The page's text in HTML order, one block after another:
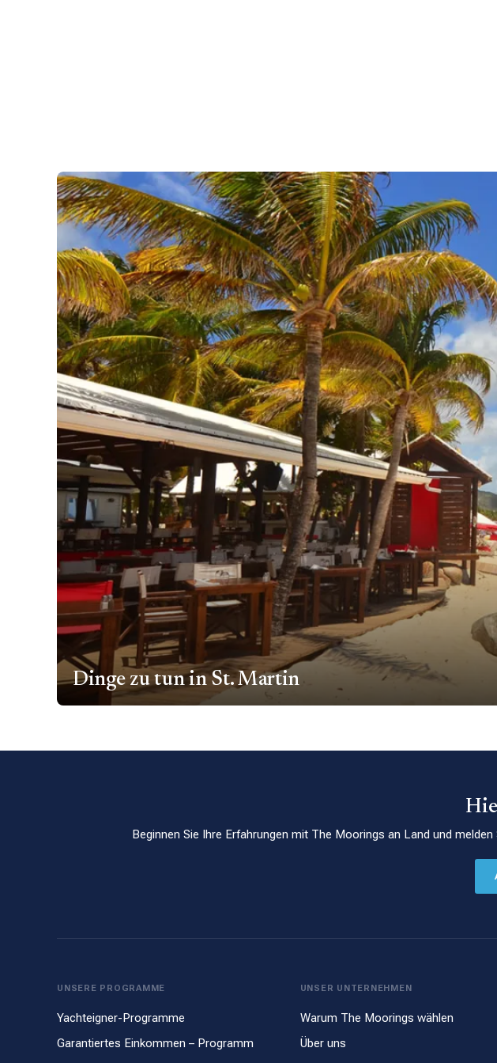
Dinge zu tun in St. Martin
Beginnen Sie Ihre Erfahrungen mit The Moorings an Land und
UNSERE PROGRAMME
Yachteigner-Programme
Garantiertes Einkommen – Programm
UNSER UNTERNEHMEN
Warum The Moorings wählen
Über uns